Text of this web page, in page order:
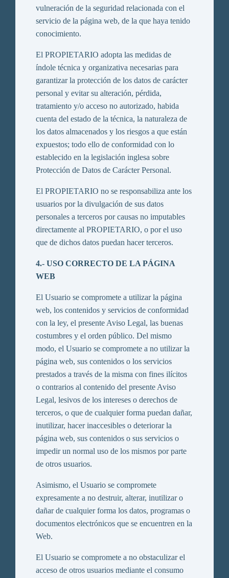
vulneración de la seguridad relacionada con el
servicio de la página web, de la que haya tenido
conocimiento.
El PROPIETARIO adopta las medidas de
índole técnica y organizativa necesarias para
garantizar la protección de los datos de carácter
personal y evitar su alteración, pérdida,
tratamiento y/o acceso no autorizado, habida
cuenta del estado de la técnica, la naturaleza de
los datos almacenados y los riesgos a que están
expuestos; todo ello de conformidad con lo
establecido en la legislación inglesa sobre
Protección de Datos de Carácter Personal.
El PROPIETARIO no se responsabiliza ante los
usuarios por la divulgación de sus datos
personales a terceros por causas no imputables
directamente al PROPIETARIO, o por el uso
que de dichos datos puedan hacer terceros.
4.- USO CORRECTO DE LA PÁGINA
WEB
El Usuario se compromete a utilizar la página
web, los contenidos y servicios de conformidad
con la ley, el presente Aviso Legal, las buenas
costumbres y el orden público. Del mismo
modo, el Usuario se compromete a no utilizar la
página web, sus contenidos o los servicios
prestados a través de la misma con fines ilícitos
o contrarios al contenido del presente Aviso
Legal, lesivos de los intereses o derechos de
terceros, o que de cualquier forma puedan dañar,
inutilizar, hacer inaccesibles o deteriorar la
página web, sus contenidos o sus servicios o
impedir un normal uso de los mismos por parte
de otros usuarios.
Asimismo, el Usuario se compromete
expresamente a no destruir, alterar, inutilizar o
dañar de cualquier forma los datos, programas o
documentos electrónicos que se encuentren en la
Web.
El Usuario se compromete a no obstaculizar el
acceso de otros usuarios mediante el consumo